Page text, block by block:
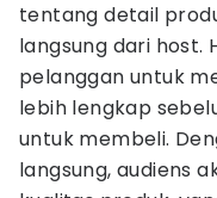
tentang detail
langsung dari host.
pelanggan untuk
lebih lengkap
untuk membeli.
langsung, audiens